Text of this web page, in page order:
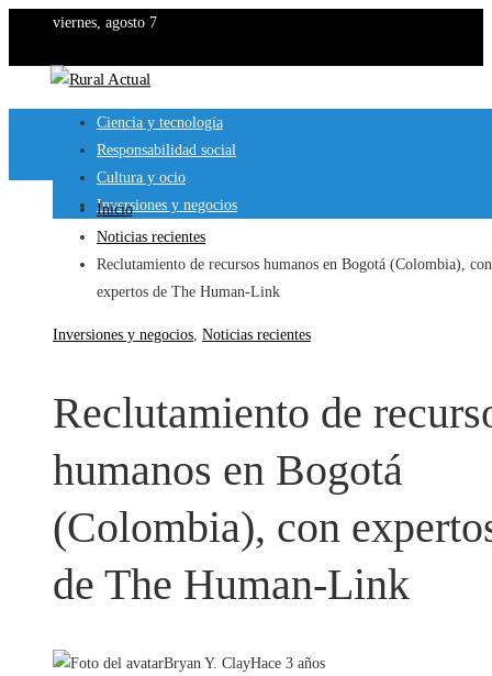
viernes, agosto 7
Ciencia y tecnología
Responsabilidad social
Cultura y ocio
Inversiones y negocios
Inicio
Noticias recientes
Reclutamiento de recursos humanos en Bogotá (Colombia), con
expertos de The Human-Link
Inversiones y negocios, Noticias recientes
Reclutamiento de
humanos en Bogotá
(Colombia), con
de The Human-Link
Bryan Y. ClayHace 3 años